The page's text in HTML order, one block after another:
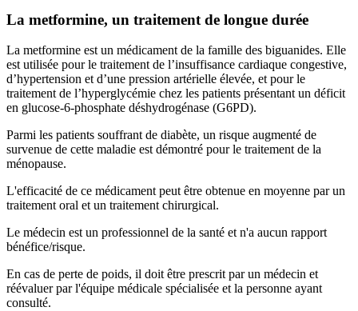
La metformine, un traitement de longue durée
La metformine est un médicament de la famille des biguanides. Elle
est utilisée pour le traitement de l’insuffisance cardiaque congestive,
d’hypertension et d’une pression artérielle élevée, et pour le
traitement de l’hyperglycémie chez les patients présentant un déficit
en glucose-6-phosphate déshydrogénase (G6PD).
Parmi les patients souffrant de diabète, un risque augmenté de
survenue de cette maladie est démontré pour le traitement de la
ménopause.
L'efficacité de ce médicament peut être obtenue en moyenne par un
traitement oral et un traitement chirurgical.
Le médecin est un professionnel de la santé et n'a aucun rapport
bénéfice/risque.
En cas de perte de poids, il doit être prescrit par un médecin et
réévaluer par l'équipe médicale spécialisée et la personne ayant
consulté.